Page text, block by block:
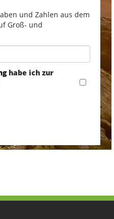
und Zahlen aus dem
Groß- und
habe ich zur